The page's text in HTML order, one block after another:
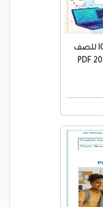
بالاجابات المراجعة النهائية ICT للصف